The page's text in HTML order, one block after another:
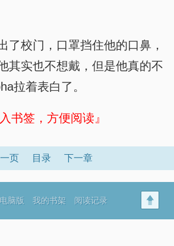
了校门，口罩挡住他的口鼻，
其实也不想戴，但是他真的不
拉着表白了。
入书签，方便阅读』
一页 目录 下一章
电脑版 我的书架 阅读记录